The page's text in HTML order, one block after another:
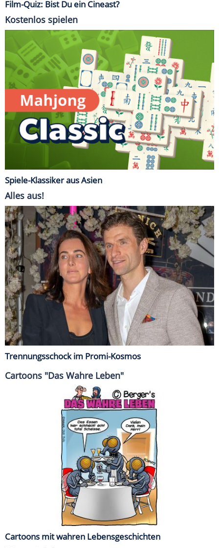
Film-Quiz: Bist Du ein Cineast?
Kostenlos spielen
Spiele-Klassiker aus Asien
Alles aus!
Trennungsschock im Promi-Kosmos
Cartoons "Das Wahre Leben"
Cartoons mit wahren Lebensgeschichten